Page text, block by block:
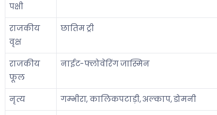
पक्षी
राजकीय
वृक्ष
छातिम ट्री
राजकीय
फूल
नाईट-फ्लोवेरिंग जास्मिन
नृत्य
गम्भीरा, कालिकपटाड़ी, अल्काप, डोमनी